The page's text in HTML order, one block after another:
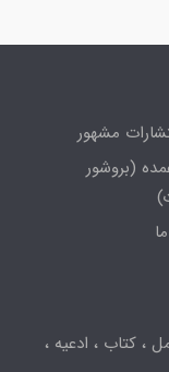
مشهور
(بروشور
، کتاب ، ادعیه ،